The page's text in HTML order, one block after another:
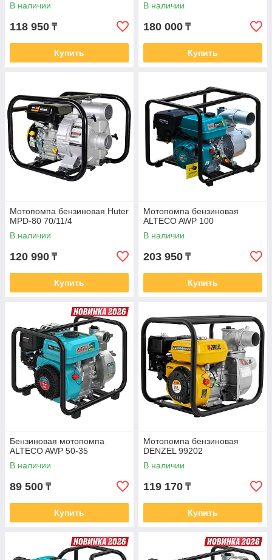
В наличии
118 950 ₸
Купить
В наличии
180 000 ₸
Купить
Мотопомпа бензиновая Huter
MPD-80 70/11/4
В наличии
120 990 ₸
Купить
Мотопомпа бензиновая
ALTECO AWP 100
В наличии
203 950 ₸
Купить
Бензиновая мотопомпа
ALTECO AWP 50-35
В наличии
89 500 ₸
Купить
Мотопомпа бензиновая
DENZEL 99202
В наличии
119 170 ₸
Купить